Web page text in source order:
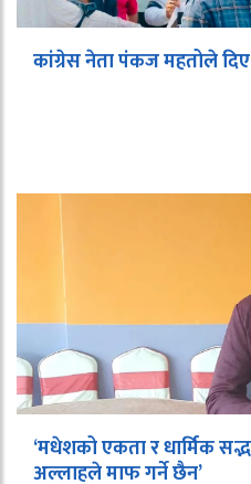
कांग्रेस नेता पंकज महतोले दिए
‘मधेशको एकता र धार्मिक
अल्लाहले माफ गर्ने छैन’